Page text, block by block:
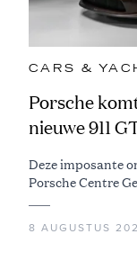
CARS &
Porsche
nieuwe 911
Deze imposante
Porsche Centre
8 AUGUSTUS